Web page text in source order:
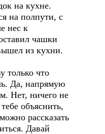
на кухне.
на полпути, с
нес к
чашки
из кухни.
только что
Да, напрямую
Нет, ничего не
объяснить,
рассказать
Давай